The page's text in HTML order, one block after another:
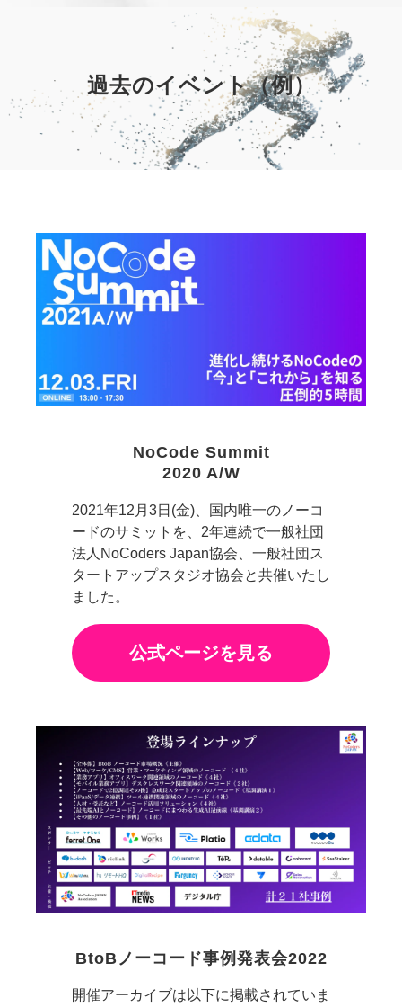
過去のイベント（例）
NoCode Summit
2020 A/W
2021年12月3日(金)、国内唯一のノーコ
ードのサミットを、2年連続で一般社団
法人NoCoders Japan協会、一般社団ス
タートアップスタジオ協会と共催いたし
ました。
公式ページを見る
BtoBノーコード事例発表会2022
開催アーカイブは以下に掲載されていま